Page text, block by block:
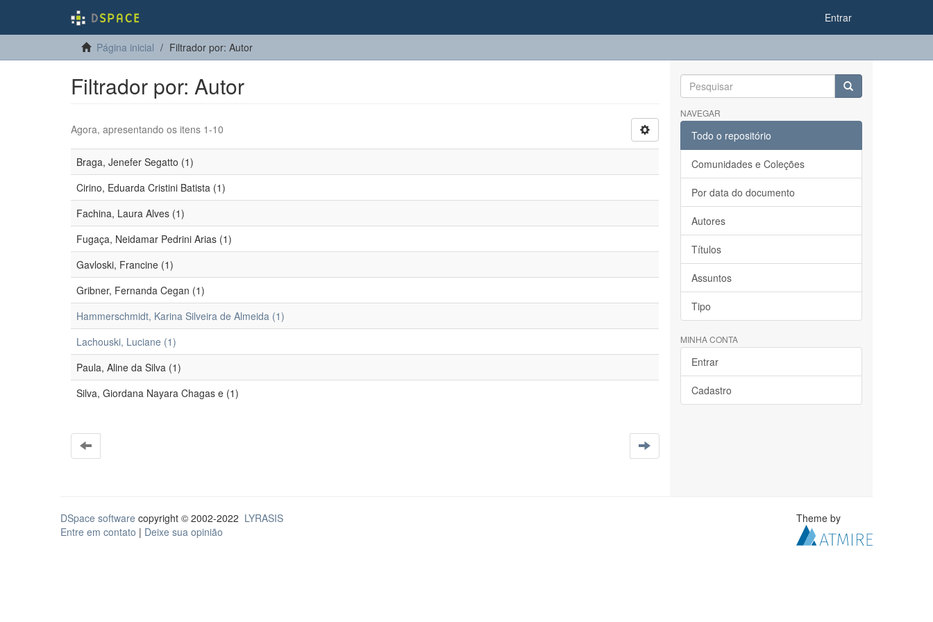
Entrar
Página inicial Filtrador por: Autor
Filtrador por: Autor
Agora, apresentando os itens 1-10
Braga, Jenefer Segatto (1)
Cirino, Eduarda Cristini Batista (1)
Fachina, Laura Alves (1)
Fugaça, Neidamar Pedrini Arias (1)
Gavloski, Francine (1)
Gribner, Fernanda Cegan (1)
Hammerschmidt, Karina Silveira de Almeida (1)
Lachouski, Luciane (1)
Paula, Aline da Silva (1)
Silva, Giordana Nayara Chagas e (1)
NAVEGAR
Todo o repositório
Comunidades e Coleções
Por data do documento
Autores
Títulos
Assuntos
Tipo
MINHA CONTA
Entrar
Cadastro
DSpace software copyright © 2002-2022 LYRASIS
Entre em contato | Deixe sua opinião
Theme by